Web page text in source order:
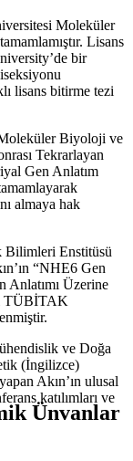
Moleküler
Lisans
bir
lisans bitirme tezi
Biyoloji ve
Tekrarlayan
Gen Anlatım
almaya hak
Bilimleri Enstitüsü
“NHE6 Gen
Üzerine
TÜBİTAK
ve Doğa
(İngilizce)
Akın’ın ulusal
katılımları ve
Ünvanlar